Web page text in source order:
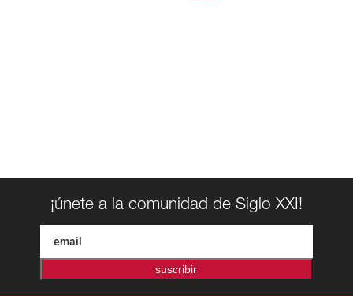
¡únete a la comunidad de Siglo XXI!
suscribir